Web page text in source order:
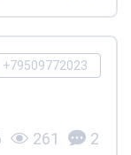
+79509772023
261 2